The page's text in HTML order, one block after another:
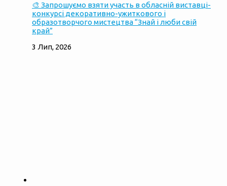
🎨 Запрошуємо взяти участь в обласній виставці-
конкурсі декоративно-ужиткового і
образотворчого мистецтва “Знай і люби свій
край”
3 Лип, 2026